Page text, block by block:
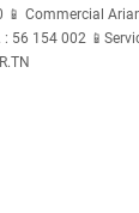
Commercial
56 154 002